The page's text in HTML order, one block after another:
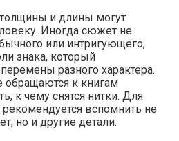
толщины и длины могут
Иногда сюжет не
или интригующего,
знака, который
разного характера.
к книгам
к чему снятся нитки. Для
вспомнить не
но и другие детали.